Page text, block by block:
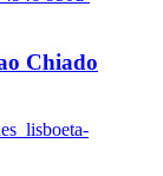
Chiado